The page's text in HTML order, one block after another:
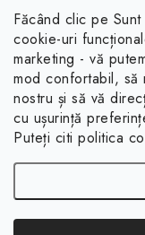
Făcând clic pe
cookie-uri
marketing - vă
mod confortabil, să
nostru și să vă
cu ușurință
Puteți citi politica
Informații pentru
À propos
Conditions de vente
Rétractation du contrat
Facebook
Copyright 2026Magsy.fr.